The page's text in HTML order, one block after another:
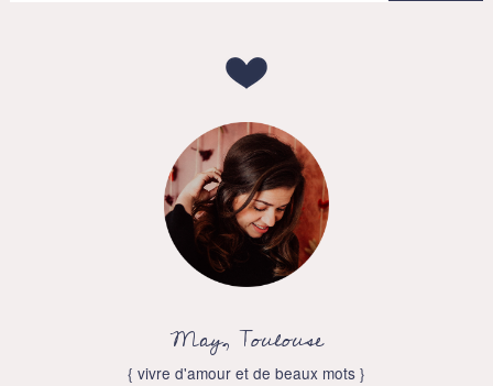
May, Toulouse
{ vivre d'amour et de beaux mots }